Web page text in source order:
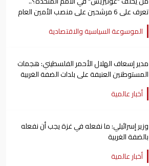
تعرف على 6 مرشحين على منصب الأمين العام
الموسوعة السياسية والاقتصادية
مدير إسعاف الهلال الأحمر الفلسطيني: هجمات
المستوطنين العنيفة على بلدات الضفة الغربية
لا تتوقف
أخبار عالمية
وزير إسرائيلي: ما نفعله في غزة يجب أن نفعله
بالضفة الغربية
أخبار عالمية